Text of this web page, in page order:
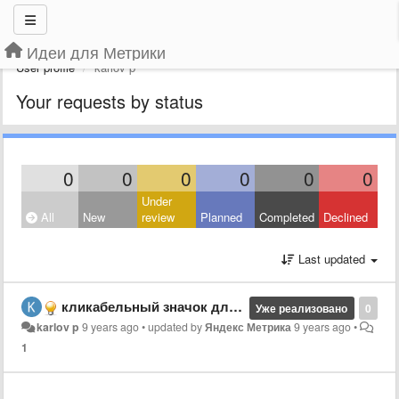
Идеи для Метрики
User profile karlov p
Your requests by status
0 0 0 0 0 0
All New
Under
review
Planned Completed Declined
Last updated
0
Уже реализовано
кликабельный значок для вопроса помошнику
karlov p 9 years ago•updated byЯндекс Метрика9 years ago•
1